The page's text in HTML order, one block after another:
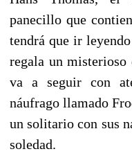
panecillo que
tendrá que ir
regala un misterioso
va a seguir con
náufrago llamado
un solitario con sus
soledad.